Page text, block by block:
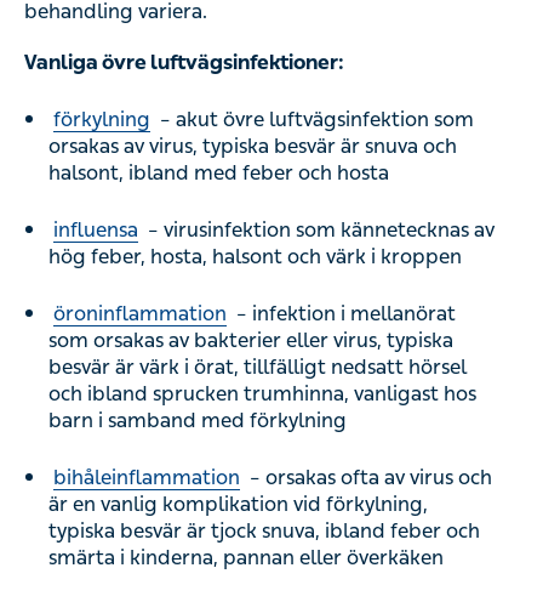
behandling variera.
Vanliga övre luftvägsinfektioner:
förkylning – akut övre luftvägsinfektion som
orsakas av virus, typiska besvär är snuva och
halsont, ibland med feber och hosta
influensa – virusinfektion som kännetecknas av
hög feber, hosta, halsont och värk i kroppen
öroninflammation – infektion i mellanörat
som orsakas av bakterier eller virus, typiska
besvär är värk i örat, tillfälligt nedsatt hörsel
och ibland sprucken trumhinna, vanligast hos
barn i samband med förkylning
bihåleinflammation – orsakas ofta av virus och
är en vanlig komplikation vid förkylning,
typiska besvär är tjock snuva, ibland feber och
smärta i kinderna, pannan eller överkäken